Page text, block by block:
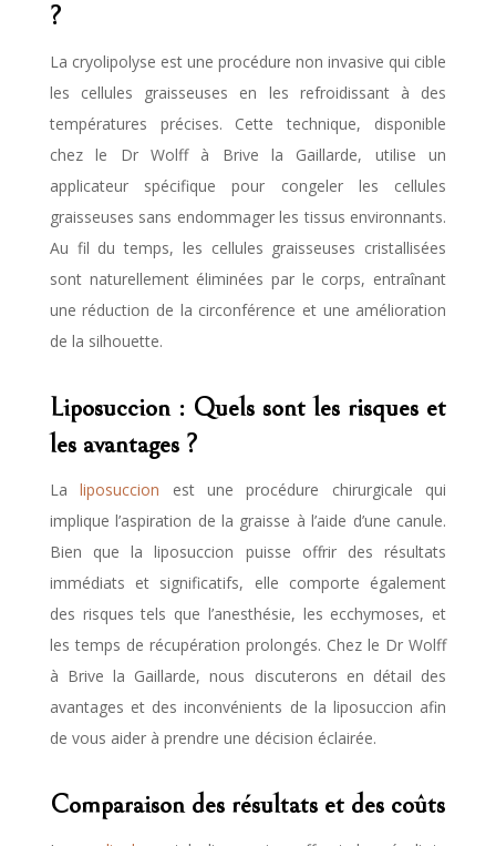
?
La cryolipolyse est une procédure non invasive qui cible
les cellules graisseuses en les refroidissant à des
températures précises. Cette technique, disponible
chez le Dr Wolff à Brive la Gaillarde, utilise un
applicateur spécifique pour congeler les cellules
graisseuses sans endommager les tissus environnants.
Au fil du temps, les cellules graisseuses cristallisées
sont naturellement éliminées par le corps, entraînant
une réduction de la circonférence et une amélioration
de la silhouette.
Liposuccion : Quels sont les risques et
les avantages ?
Laliposuccion est une procédure chirurgicale qui
implique l’aspiration de la graisse à l’aide d’une canule.
Bien que la liposuccion puisse offrir des résultats
immédiats et significatifs, elle comporte également
des risques tels que l’anesthésie, les ecchymoses, et
les temps de récupération prolongés. Chez le Dr Wolff
à Brive la Gaillarde, nous discuterons en détail des
avantages et des inconvénients de la liposuccion afin
de vous aider à prendre une décision éclairée.
Comparaison des résultats et des coûts